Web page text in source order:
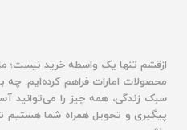
ازقشم تنها یک واسطه خرید نیست؛
محصولات امارات فراهم کرده‌ایم. چه
سبک زندگی، همه چیز را می‌توانید
پیگیری و تحویل همراه شما هستیم